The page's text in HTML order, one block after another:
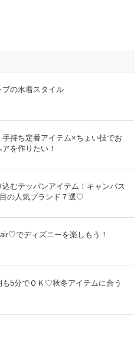
ブの水着スタイル
持ち定番アイテム×ちょい技でお
を作りたい！
むテッパンアイテム！キャンパス
の人気ブランド７選♡
でディズニーを楽しもう！
5分でＯＫ♡秋冬アイテムに合う